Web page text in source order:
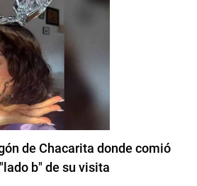
de Chacarita donde comió
b" de su visita